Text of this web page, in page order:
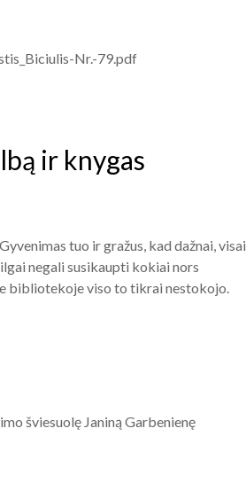
Nr.-79.pdf
ir knygas
tuo ir gražus, kad dažnai, visai
negali susikaupti kokiai nors
bibliotekoje viso to tikrai nestokojo.
šviesuolę Janiną Garbenienę